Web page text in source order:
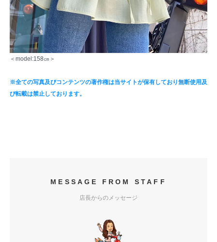
＜model:158㎝＞
※全ての写真及びコンテンツの著作権は当サイトが保有しており無断使用及
び転載は禁止しております。
MESSAGE FROM STAFF
店長からのメッセージ